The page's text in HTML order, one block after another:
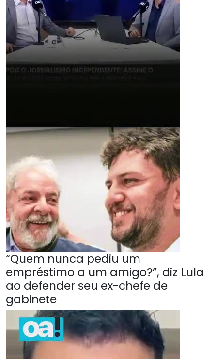
“Quem nunca pediu um
empréstimo a um amigo?”, diz Lula
ao defender seu ex-chefe de
gabinete